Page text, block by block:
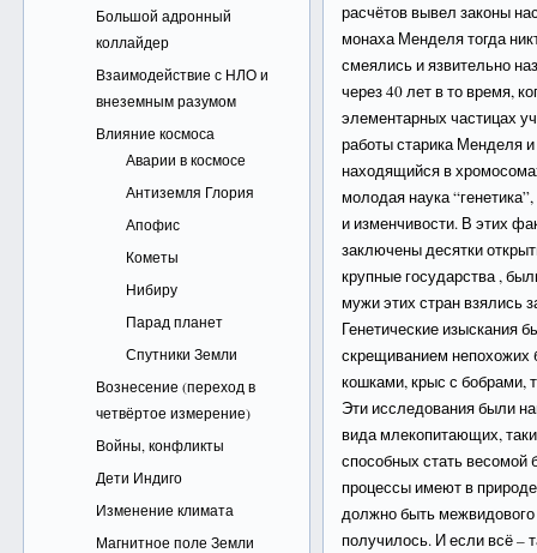
Большой адронный
коллайдер
Взаимодействие с НЛО и
внеземным разумом
Влияние космоса
Аварии в космосе
Антиземля Глория
Апофис
Кометы
Нибиру
Парад планет
Спутники Земли
Вознесение (переход в
четвёртое измерение)
Войны, конфликты
Дети Индиго
Изменение климата
Магнитное поле Земли
расчётов вывел законы
монаха Менделя тогда
смеялись и язвительно
через 40 лет в то время,
элементарных частицах
работы старика Менделя
находящийся в
молодая наука
и изменчивости. В этих
заключены десятки
крупные государства ,
мужи этих стран взялись
Генетические изыскания
скрещиванием непохожих
кошками, крыс с бобрами,
Эти исследования были
вида млекопитающих,
способных стать весомой
процессы имеют в
должно быть межвидового
получилось. И если всё –